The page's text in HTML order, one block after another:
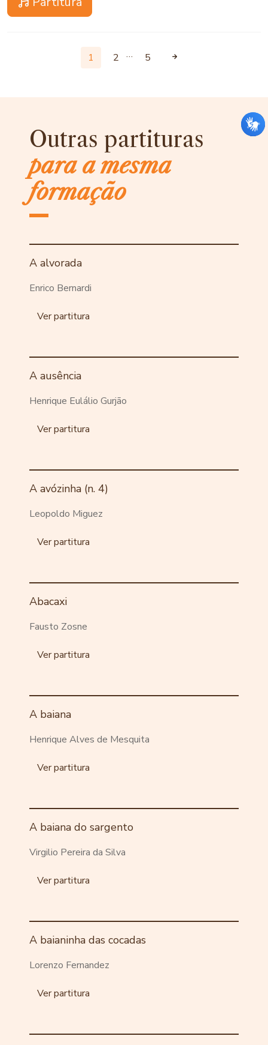
1 2 … 5
Outras partituras
para a mesma
formação
A alvorada
Enrico Bernardi
Ver partitura
A ausência
Henrique Eulálio Gurjão
Ver partitura
A avózinha (n. 4)
Leopoldo Miguez
Ver partitura
Abacaxi
Fausto Zosne
Ver partitura
A baiana
Henrique Alves de Mesquita
Ver partitura
A baiana do sargento
Virgilio Pereira da Silva
Ver partitura
A baianinha das cocadas
Lorenzo Fernandez
Ver partitura